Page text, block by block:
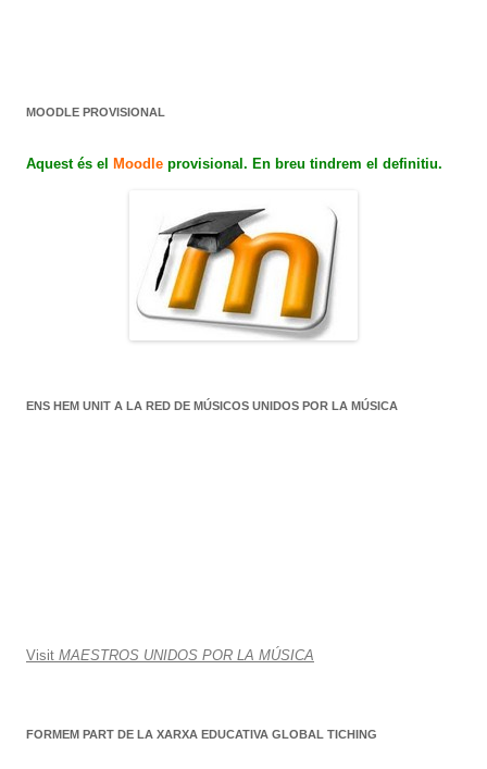
MOODLE PROVISIONAL
Aquest és el Moodle provisional. En breu tindrem el definitiu.
ENS HEM UNIT A LA RED DE MÚSICOS UNIDOS POR LA MÚSICA
Visit MAESTROS UNIDOS POR LA MÚSICA
FORMEM PART DE LA XARXA EDUCATIVA GLOBAL TICHING